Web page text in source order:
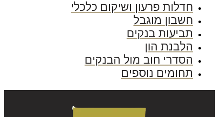
חדלות פרעון ושיקום כלכלי
חשבון מוגבל
תביעות בנקים
הלבנת הון
הסדרי חוב מול הבנקים
תחומים נוספים